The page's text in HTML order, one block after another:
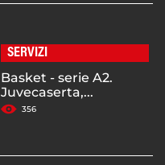
SERVIZI
Basket - serie A2.
Juvecaserta,...
356